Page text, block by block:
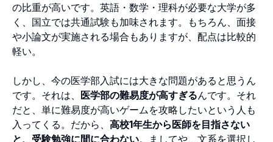
の比重が高いです。英語・数学・理科が必要な大学が多
く、国立では共通試験も加味されます。もちろん、面接
や小論文が実施される場合もありますが、配点は比較的
軽い。
しかし、今の医学部入試には大きな問題があると思うん
です。それは、 医学部の難易度が高すぎるんです。それ
だと、単に難易度が高いゲームを攻略したいという人も
入ってくる。だから、 高校1年生から医師を目指さない
と、受験勉強に間に合わない。ましてや、文系を選択し